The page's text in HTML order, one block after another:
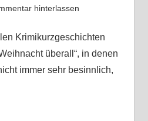
hinterlassen
Krimikurzgeschichten
überall“, in denen
immer sehr besinnlich,